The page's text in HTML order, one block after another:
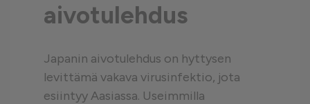
aivotulehdus
Japanin aivotulehdus on hyttysen
levittämä vakava virusinfektio, jota
esiintyy Aasiassa. Useimmilla